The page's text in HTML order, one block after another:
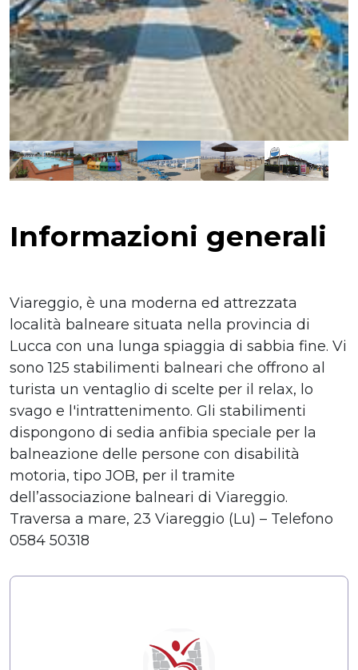
Informazioni generali
Viareggio, è una moderna ed attrezzata
località balneare situata nella provincia di
Lucca con una lunga spiaggia di sabbia fine. Vi
sono 125 stabilimenti balneari che offrono al
turista un ventaglio di scelte per il relax, lo
svago e l'intrattenimento. Gli stabilimenti
dispongono di sedia anfibia speciale per la
balneazione delle persone con disabilità
motoria, tipo JOB, per il tramite
dell’associazione balneari di Viareggio.
Traversa a mare, 23 Viareggio (Lu) – Telefono
0584 50318